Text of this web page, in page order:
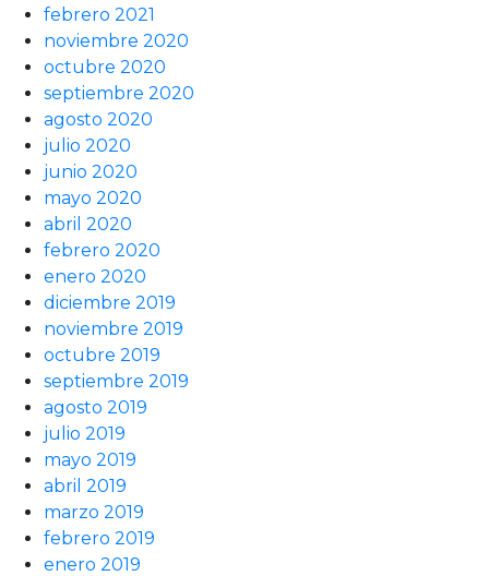
febrero 2021
noviembre 2020
octubre 2020
septiembre 2020
agosto 2020
julio 2020
junio 2020
mayo 2020
abril 2020
febrero 2020
enero 2020
diciembre 2019
noviembre 2019
octubre 2019
septiembre 2019
agosto 2019
julio 2019
mayo 2019
abril 2019
marzo 2019
febrero 2019
enero 2019